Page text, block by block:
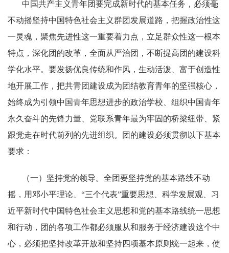
中国共产主义青年团要完成新时代的基本任务，必须毫
不动摇坚持中国特色社会主义群团发展道路，把握政治性这
一灵魂，聚焦先进性这一重要着力点，立足群众性这一根本
特点，深化团的改革，全面从严治团，不断提高团的建设科
学化水平。要发扬优良传统和作风，生动活泼、富于创造性
地开展工作，把共青团建设成为团结教育青年的坚强核心，
始终成为引领中国青年思想进步的政治学校、组织中国青年
永久奋斗的先锋力量、党联系青年最为牢固的桥梁纽带、紧
跟党走在时代前列的先进组织。团的建设必须贯彻以下基本
要求：
（一）坚持党的领导。全团要坚持党的基本路线不动
摇，用邓小平理论、“三个代表”重要思想、科学发展观、习
近平新时代中国特色社会主义思想和党的基本路线统一思想
和行动，团的各项工作都必须服从和服务于经济建设这个中
心，必须把坚持改革开放和坚持四项基本原则统一起来，使